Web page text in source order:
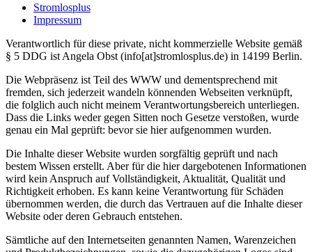
Stromlosplus
Impressum
Verantwortlich für diese private, nicht kommerzielle Website gemäß
§ 5 DDG ist Angela Obst (info[at]stromlosplus.de) in 14199 Berlin.
Die Webpräsenz ist Teil des WWW und dementsprechend mit
fremden, sich jederzeit wandeln könnenden Webseiten verknüpft,
die folglich auch nicht meinem Verantwortungsbereich unterliegen.
Dass die Links weder gegen Sitten noch Gesetze verstoßen, wurde
genau ein Mal geprüft: bevor sie hier aufgenommen wurden.
Die Inhalte dieser Website wurden sorgfältig geprüft und nach
bestem Wissen erstellt. Aber für die hier dargebotenen Informationen
wird kein Anspruch auf Vollständigkeit, Aktualität, Qualität und
Richtigkeit erhoben. Es kann keine Verantwortung für Schäden
übernommen werden, die durch das Vertrauen auf die Inhalte dieser
Website oder deren Gebrauch entstehen.
Sämtliche auf den Internetseiten genannten Namen, Warenzeichen